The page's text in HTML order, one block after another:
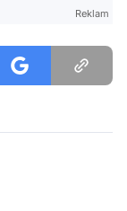
Reklam